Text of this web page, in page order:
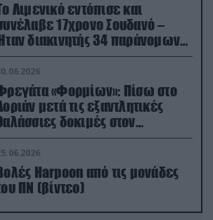
Λιμενικό εντόπισε και
17χρονο Σουδανό –
διακινητής 34 παράνομων
«Φορμίων»: Πίσω στο
μετά τις εξαντλητικές
δοκιμές στον
Βισκαϊκό
Harpoon από τις μονάδες
ΠΝ (βίντεο)